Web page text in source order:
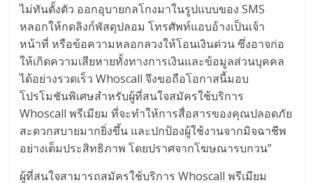
ไม่ทันตั้งตัว ออกอุบายกลโกงมาในรูปแบบของ SMS
หลอกให้กดลิงก์พัสดุปลอม โทรศัพท์แอบอ้างเป็นเจ้า
หน้าที่ หรือข้อความหลอกลวงให้โอนเงินด่วน ซึ่งอาจก่อ
ให้เกิดความเสียหายทั้งทางการเงินและข้อมูลส่วนบุคคล
ได้อย่างรวดเร็ว Whoscall จึงขอถือโอกาสนี้มอบ
โปรโมชันพิเศษสำหรับผู้ที่สนใจสมัครใช้บริการ
Whoscall พรีเมียม ที่จะทำให้การสื่อสารของคุณปลอดภัย
สะดวกสบายมากยิ่งขึ้น และปกป้องผู้ใช้งานจากมิจฉาชีพ
อย่างเต็มประสิทธิภาพ โดยปราศจากโฆษณารบกวน”
ผู้ที่สนใจสามารถสมัครใช้บริการ Whoscall พรีเมียม